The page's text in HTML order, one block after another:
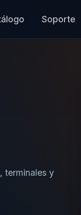
Soporte
terminales y